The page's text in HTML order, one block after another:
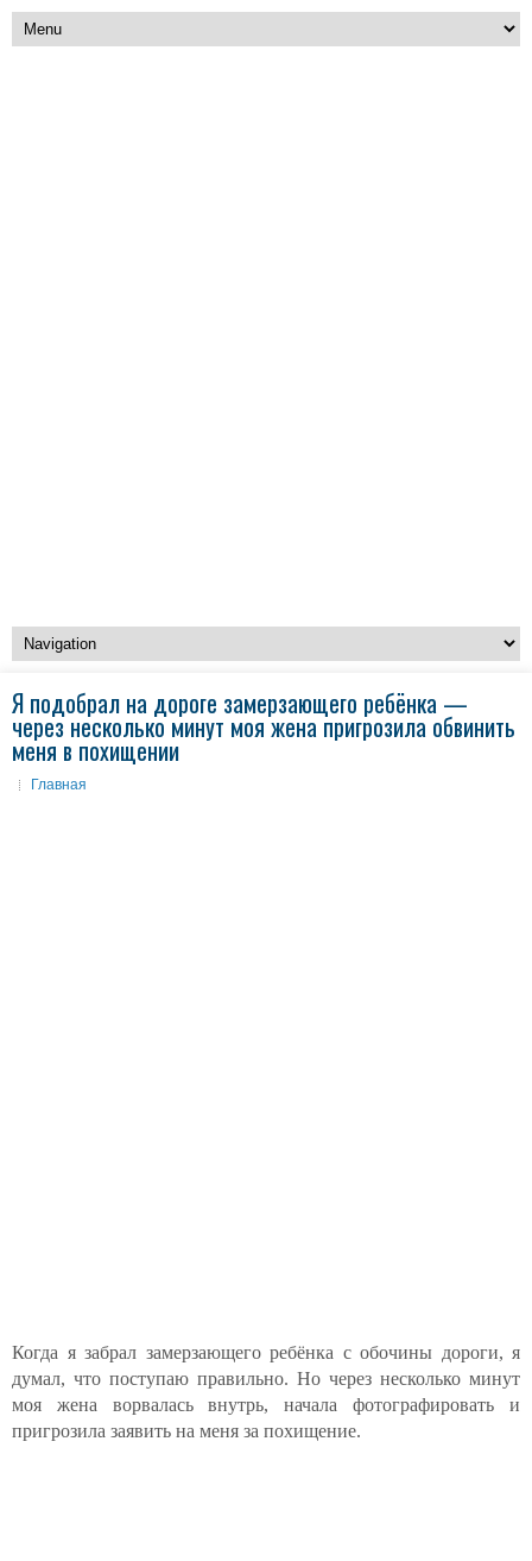
Я подобрал на дороге замерзающего ребёнка —
через несколько минут моя жена пригрозила обвинить
меня в похищении
Главная
Когда я забрал замерзающего ребёнка с обочины дороги, я
думал, что поступаю правильно. Но через несколько минут
моя жена ворвалась внутрь, начала фотографировать и
пригрозила заявить на меня за похищение.